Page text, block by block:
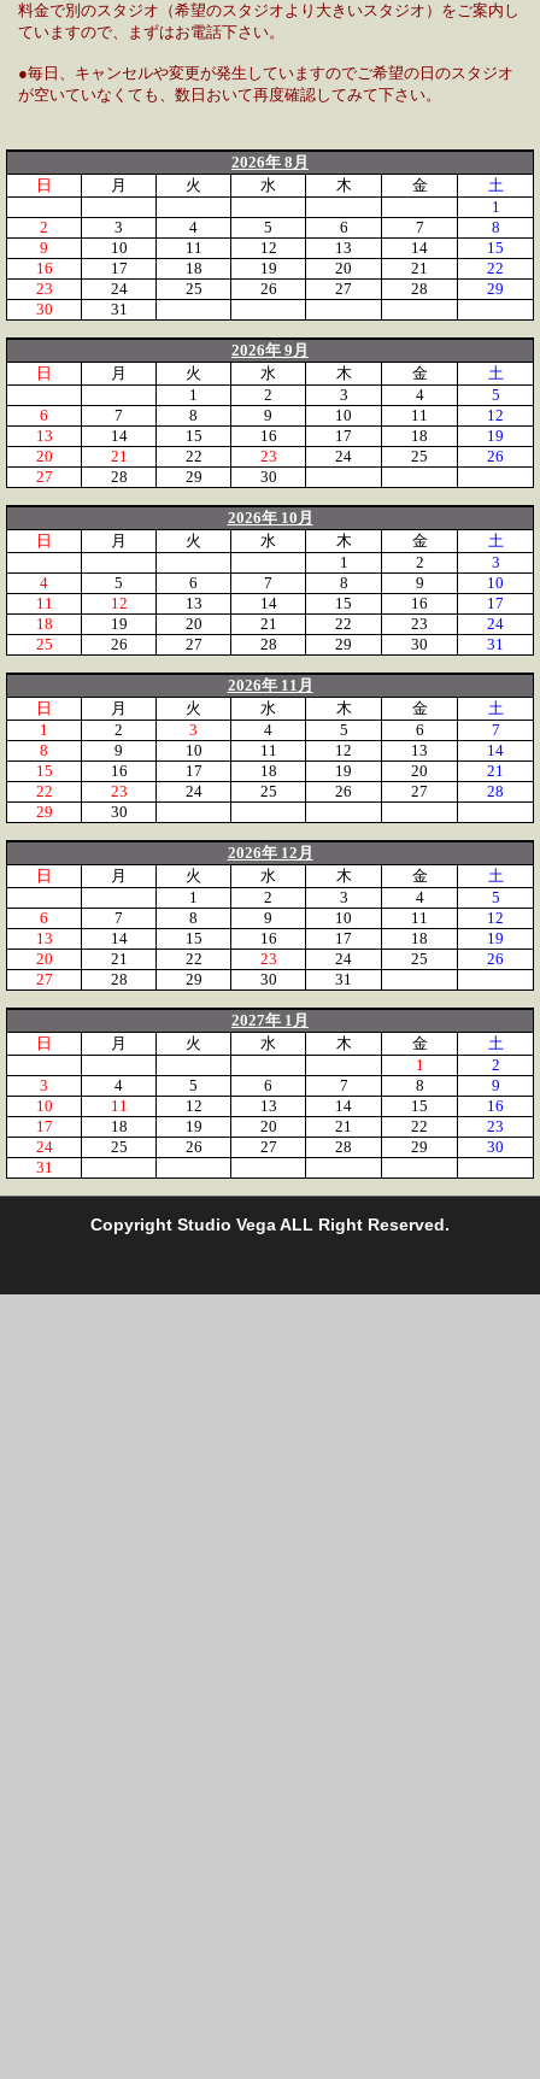
料金で別のスタジオ（希望のスタジオより大きいスタジオ）をご案内し
ていますので、まずはお電話下さい。
●毎日、キャンセルや変更が発生していますのでご希望の日のスタジオ
が空いていなくても、数日おいて再度確認してみて下さい。
2026年 8月
日
月 火 水 木 金
土
1
2
3 4 5 6 7
8
9
10 11 12 13 14
15
16
17 18 19 20 21
22
23
24 25 26 27 28
29
30
31
2026年 9月
日
月 火 水 木 金
土
1
2 3 4
5
6
7 8 9 10 11
12
13
14 15 16 17 18
19
20
21 22 23 24 25
26
27
28 29 30
2026年 10月
日
月 火 水 木 金
土
1
2
3
4
5 6 7 8 9
10
11
12 13 14 15 16
17
18
19 20 21 22 23
24
25
26 27 28 29 30 31
2026年 11月
日
月 火 水 木 金
土
1
2 3 4 5 6
7
8
9 10 11 12 13
14
15
16 17 18 19 20
21
22
23 24 25 26 27
28
29
30
2026年 12月
日
月 火 水 木 金
土
1
2 3 4
5
6
7 8 9 10 11
12
13
14 15 16 17 18
19
20
21 22 23 24 25
26
27
28 29 30 31
2027年 1月
日
月 火 水 木 金
土
1
2
3
4 5 6 7 8
9
10
11 12 13 14 15
16
17
18 19 20 21 22
23
24
25 26 27 28 29
30
31
Copyright Studio Vega ALL Right Reserved.